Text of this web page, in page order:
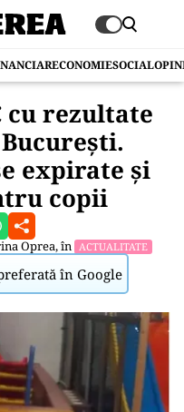
ECONOMIESOCIAL
cu rezultate
expirate și
copii
Oprea, în ACTUALITATE
în Google